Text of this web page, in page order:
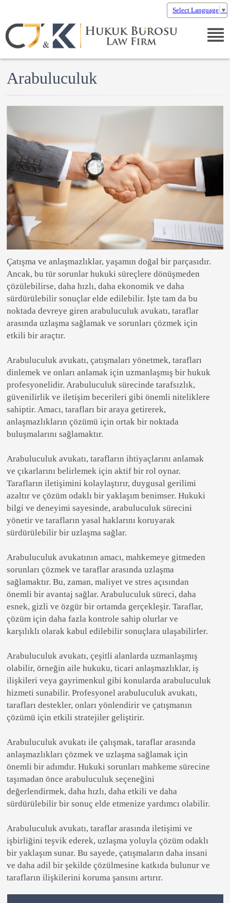
Select Language ▼
Arabuluculuk
Çatışma ve anlaşmazlıklar, yaşamın doğal bir parçasıdır.
Ancak, bu tür sorunlar hukuki süreçlere dönüşmeden
çözülebilirse, daha hızlı, daha ekonomik ve daha
sürdürülebilir sonuçlar elde edilebilir. İşte tam da bu
noktada devreye giren arabuluculuk avukatı, taraflar
arasında uzlaşma sağlamak ve sorunları çözmek için
etkili bir araçtır.
Arabuluculuk avukatı, çatışmaları yönetmek, tarafları
dinlemek ve onları anlamak için uzmanlaşmış bir hukuk
profesyonelidir. Arabuluculuk sürecinde tarafsızlık,
güvenilirlik ve iletişim becerileri gibi önemli niteliklere
sahiptir. Amacı, tarafları bir araya getirerek,
anlaşmazlıkların çözümü için ortak bir noktada
buluşmalarını sağlamaktır.
Arabuluculuk avukatı, tarafların ihtiyaçlarını anlamak
ve çıkarlarını belirlemek için aktif bir rol oynar.
Tarafların iletişimini kolaylaştırır, duygusal gerilimi
azaltır ve çözüm odaklı bir yaklaşım benimser. Hukuki
bilgi ve deneyimi sayesinde, arabuluculuk sürecini
yönetir ve tarafların yasal haklarını koruyarak
sürdürülebilir bir uzlaşma sağlar.
Arabuluculuk avukatının amacı, mahkemeye gitmeden
sorunları çözmek ve taraflar arasında uzlaşma
sağlamaktır. Bu, zaman, maliyet ve stres açısından
önemli bir avantaj sağlar. Arabuluculuk süreci, daha
esnek, gizli ve özgür bir ortamda gerçekleşir. Taraflar,
çözüm için daha fazla kontrole sahip olurlar ve
karşılıklı olarak kabul edilebilir sonuçlara ulaşabilirler.
Arabuluculuk avukatı, çeşitli alanlarda uzmanlaşmış
olabilir, örneğin aile hukuku, ticari anlaşmazlıklar, iş
ilişkileri veya gayrimenkul gibi konularda arabuluculuk
hizmeti sunabilir. Profesyonel arabuluculuk avukatı,
tarafları destekler, onları yönlendirir ve çatışmanın
çözümü için etkili stratejiler geliştirir.
Arabuluculuk avukatı ile çalışmak, taraflar arasında
anlaşmazlıkları çözmek ve uzlaşma sağlamak için
önemli bir adımdır. Hukuki sorunları mahkeme sürecine
taşımadan önce arabuluculuk seçeneğini
değerlendirmek, daha hızlı, daha etkili ve daha
sürdürülebilir bir sonuç elde etmenize yardımcı olabilir.
Arabuluculuk avukatı, taraflar arasında iletişimi ve
işbirliğini teşvik ederek, uzlaşma yoluyla çözüm odaklı
bir yaklaşım sunar. Bu sayede, çatışmaların daha insani
ve daha adil bir şekilde çözülmesine katkıda bulunur ve
tarafların ilişkilerini koruma şansını artırır.